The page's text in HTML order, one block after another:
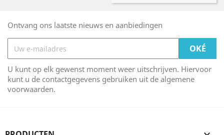
Ontvang ons laatste nieuws en aanbiedingen
U kunt op elk gewenst moment weer uitschrijven. Hiervoor
kunt u de contactgegevens gebruiken uit de algemene
voorwaarden.